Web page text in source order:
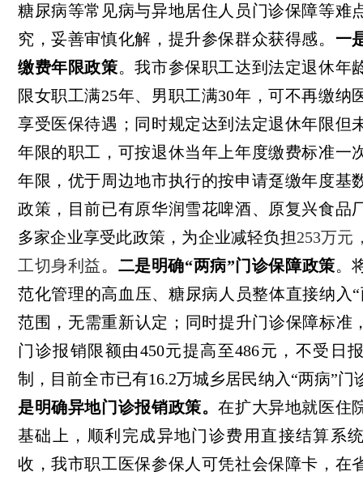
糖尿病等常见病与异地居住人员门诊保障等难
究，妥善审慎化解，提升参保群众获得感。 一
缴费年限政策。我市参保职工达到法定退休年
限女职工满25年、男职工满30年，可不再缴纳
享受医保待遇；同时规定达到法定退休年限但
年限的职工，可按退休当年上年度缴费标准一
年限，优于周边地市执行的按申请趸缴年度基
政策，目前已有原华润雪花啤酒、原复兴食品
多家企业享受此政策，为企业减轻负担253万元
工切身利益。 二是明确“两病”门诊保障政策。
范化管理的高血压、糖尿病人员整体直接纳入
范围，无需重新认定；同时提升门诊保障标准
门诊报销限额由450元提高至486元，不受日
制，目前全市已有16.2万城乡居民纳入“两病”门
是明确异地门诊报销政策。在扩大异地就医住
基础上，顺利完成异地门诊费用直接结算系
收，我市职工医保参保人可凭社会保障卡，在